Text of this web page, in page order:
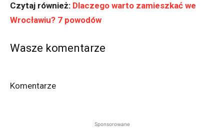
Czytaj również: Dlaczego warto zamieszkać we
Wrocławiu? 7 powodów
Wasze komentarze
Komentarze
Sponsorowane